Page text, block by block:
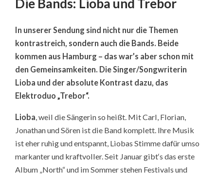
Die Bands: Lioba und Trebor
In unserer Sendung sind nicht nur die Themen
kontrastreich, sondern auch die Bands. Beide
kommen aus Hamburg – das war’s aber schon mit
den Gemeinsamkeiten. Die Singer/Songwriterin
Lioba und der absolute Kontrast dazu, das
Elektroduo „Trebor“.
Lioba, weil die Sängerin so heißt. Mit Carl, Florian,
Jonathan und Sören ist die Band komplett. Ihre Musik
ist eher ruhig und entspannt, Liobas Stimme dafür umso
markanter und kraftvoller. Seit Januar gibt‘s das erste
Album „North“ und im Sommer stehen Festivals und